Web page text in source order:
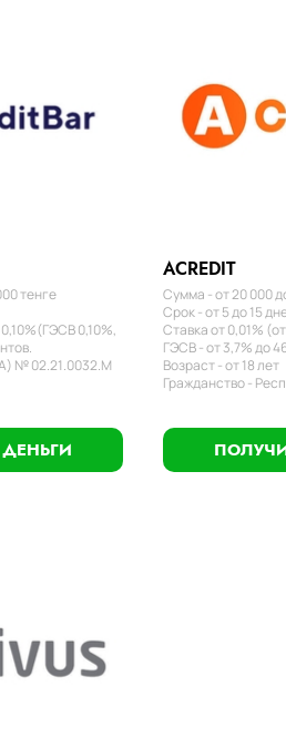
тенге
0,10%,
№ 02.21.0032.М
ACREDIT
Сумма - от 20 000
Срок - от 5 до 15
Ставка от 0,01%
ГЭСВ - от 3,7% до
Возраст - от 18 лет
Гражданство -